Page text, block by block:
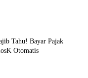
Tahu! Bayar Pajak
Otomatis